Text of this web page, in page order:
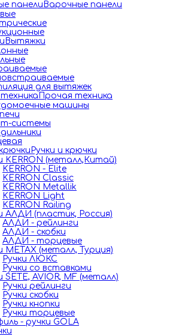
Варочные панели
Вытяжки
для вытяжек
Прочая техника
машины
системы
Ручки и крючки
KERRON (металл,Китай)
KERRON - Elite
KERRON Classic
KERRON Metallik
KERRON Light
KERRON Railing
АЛДИ (пластик, Россия)
АЛДИ - рейлинги
АЛДИ - скобки
АЛДИ - торцевые
METAX (металл, Турция)
Ручки ЛЮКС
Ручки со вставками
SETE, AVIOR, MF (металл)
Ручки рейлинги
Ручки скобки
Ручки кнопки
Ручки торцевые
- ручки GOLA